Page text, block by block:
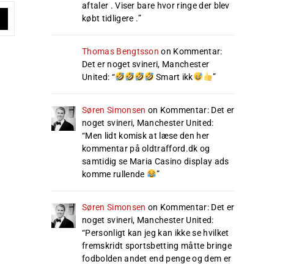
aftaler . Viser bare hvor ringe der blev
købt tidligere .”
Thomas Bengtsson on Kommentar:
Det er noget svineri, Manchester
United: “ Smart ikk ”
Søren Simonsen on Kommentar: Det er
noget svineri, Manchester United:
“Men lidt komisk at læse den her
kommentar på oldtrafford.dk og
samtidig se Maria Casino display ads
komme rullende
”
Søren Simonsen on Kommentar: Det er
noget svineri, Manchester United:
“Personligt kan jeg kan ikke se hvilket
fremskridt sportsbetting måtte bringe
fodbolden andet end penge og dem er